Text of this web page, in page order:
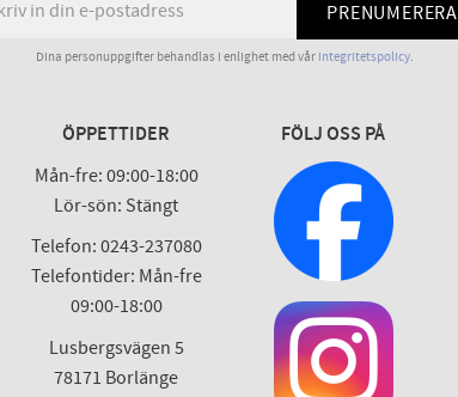
PRENUMERERA
Dina personuppgifter behandlas i enlighet med vår integritetspolicy.
ÖPPETTIDER
Mån-fre: 09:00-18:00
Lör-sön: Stängt
Telefon: 0243-237080
Telefontider: Mån-fre
09:00-18:00
Lusbergsvägen 5
78171 Borlänge
FÖLJ OSS PÅ